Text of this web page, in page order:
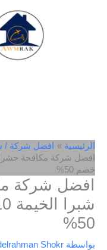
الرئيسية
افضل شركة /
خصم 50%
افضل شركة
50%
بواسطة Shokr